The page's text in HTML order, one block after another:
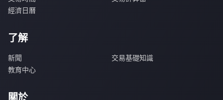
經濟日曆
了解
新聞
交易基礎知識
教育中心
關於